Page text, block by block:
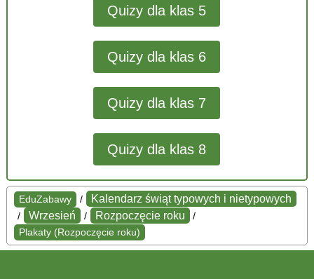
Quizy dla klas 5
Quizy dla klas 6
Quizy dla klas 7
Quizy dla klas 8
EduZabawy / Kalendarz świąt typowych i nietypowych
/ Wrzesień / Rozpoczęcie roku
/
Plakaty (Rozpoczęcie roku)